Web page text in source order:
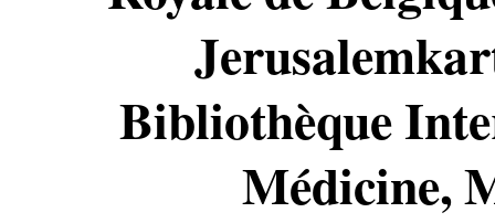
Bibliothèque
Médicine,